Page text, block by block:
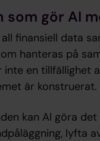
som gör AI
all finansiell data
hanteras på
en tillfällighet
är konstruerat.
kan AI göra
lyfta